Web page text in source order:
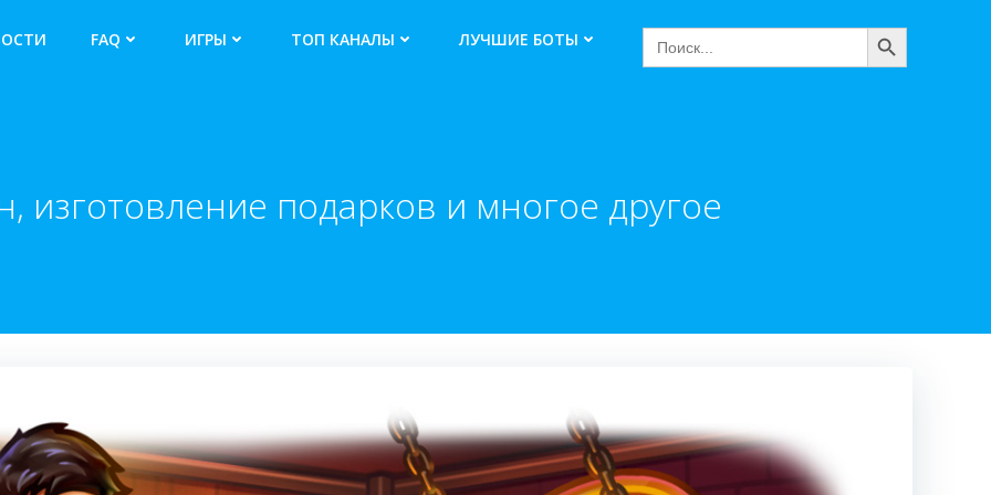
FAQ ИГРЫ ТОП КАНАЛЫ ЛУЧШИЕ БОТЫ
Search
for:
Search Button
изготовление подарков и многое другое